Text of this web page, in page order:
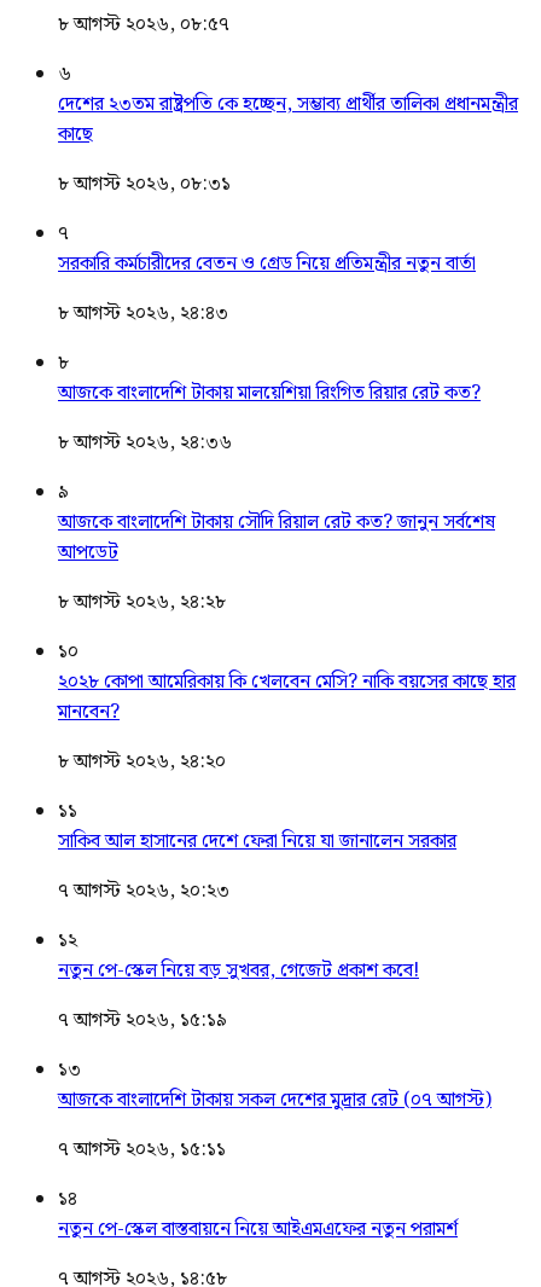
৮ আগস্ট ২০২৬, ০৮:৫৭
৬
দেশের ২৩তম রাষ্ট্রপতি কে হচ্ছেন, সম্ভাব্য প্রার্থীর তালিকা প্রধানমন্ত্রীর
কাছে
৮ আগস্ট ২০২৬, ০৮:৩১
৭
সরকারি কর্মচারীদের বেতন ও গ্রেড নিয়ে প্রতিমন্ত্রীর নতুন বার্তা
৮ আগস্ট ২০২৬, ২৪:৪৩
৮
আজকে বাংলাদেশি টাকায় মালয়েশিয়া রিংগিত রিয়ার রেট কত?
৮ আগস্ট ২০২৬, ২৪:৩৬
৯
আজকে বাংলাদেশি টাকায় সৌদি রিয়াল রেট কত? জানুন সর্বশেষ
আপডেট
৮ আগস্ট ২০২৬, ২৪:২৮
১০
২০২৮ কোপা আমেরিকায় কি খেলবেন মেসি? নাকি বয়সের কাছে হার
মানবেন?
৮ আগস্ট ২০২৬, ২৪:২০
১১
সাকিব আল হাসানের দেশে ফেরা নিয়ে যা জানালেন সরকার
৭ আগস্ট ২০২৬, ২০:২৩
১২
নতুন পে-স্কেল নিয়ে বড় সুখবর, গেজেট প্রকাশ কবে!
৭ আগস্ট ২০২৬, ১৫:১৯
১৩
আজকে বাংলাদেশি টাকায় সকল দেশের মুদ্রার রেট (০৭ আগস্ট)
৭ আগস্ট ২০২৬, ১৫:১১
১৪
নতুন পে-স্কেল বাস্তবায়নে নিয়ে আইএমএফের নতুন পরামর্শ
৭ আগস্ট ২০২৬, ১৪:৫৮